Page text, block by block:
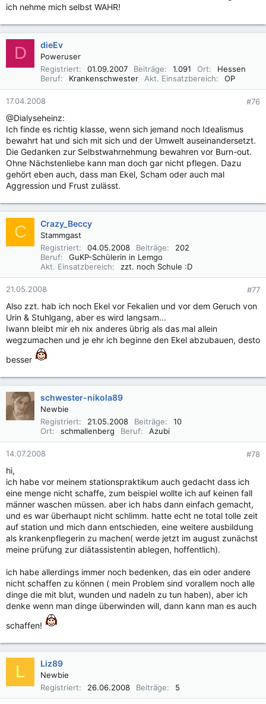
ich nehme mich selbst WAHR!
D dieEv
Poweruser
Registriert
01.09.2007 Beiträge 1.091 Ort
Hessen
Beruf
Krankenschwester Akt. Einsatzbereich OP
17.04.2008 #76
@Dialyseheinz:
Ich finde es richtig klasse, wenn sich jemand noch Idealismus
bewahrt hat und sich mit sich und der Umwelt auseinandersetzt.
Die Gedanken zur Selbstwahrnehmung bewahren vor Burn-out.
Ohne Nächstenliebe kann man doch gar nicht pflegen. Dazu
gehört eben auch, dass man Ekel, Scham oder auch mal
Aggression und Frust zulässt.
C Crazy_Beccy
Stammgast
Registriert
04.05.2008 Beiträge
202
Beruf
GuKP-Schülerin in Lemgo
Akt. Einsatzbereich
zzt. noch Schule :D
21.05.2008 #77
Also zzt. hab ich noch Ekel vor Fekalien und vor dem Geruch von
Urin & Stuhlgang, aber es wird langsam...
Iwann bleibt mir eh nix anderes übrig als das mal allein
wegzumachen und je ehr ich beginne den Ekel abzubauen, desto
besser
schwester-nikola89
Newbie
Registriert
21.05.2008 Beiträge
10
Ort
schmallenberg Beruf Azubi
14.07.2008 #78
hi,
ich habe vor meinem stationspraktikum auch gedacht dass ich
eine menge nicht schaffe, zum beispiel wollte ich auf keinen fall
männer waschen müssen. aber ich habs dann einfach gemacht,
und es war überhaupt nicht schlimm. hatte echt ne total tolle zeit
auf station und mich dann entschieden, eine weitere ausbildung
als krankenpflegerin zu machen( werde jetzt im august zunächst
meine prüfung zur diätassistentin ablegen, hoffentlich).
ich habe allerdings immer noch bedenken, das ein oder andere
nicht schaffen zu können ( mein Problem sind vorallem noch alle
dinge die mit blut, wunden und nadeln zu tun haben), aber ich
denke wenn man dinge überwinden will, dann kann man es auch
schaffen!
L Liz89
Newbie
Registriert
26.06.2008 Beiträge 5